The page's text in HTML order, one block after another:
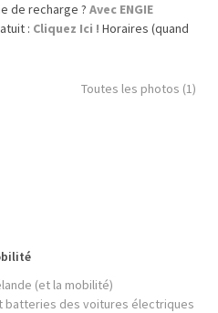
de recharge ? Avec ENGIE
: Cliquez Ici ! Horaires (quand
Toutes les photos (1)
(et la mobilité)
batteries des voitures électriques